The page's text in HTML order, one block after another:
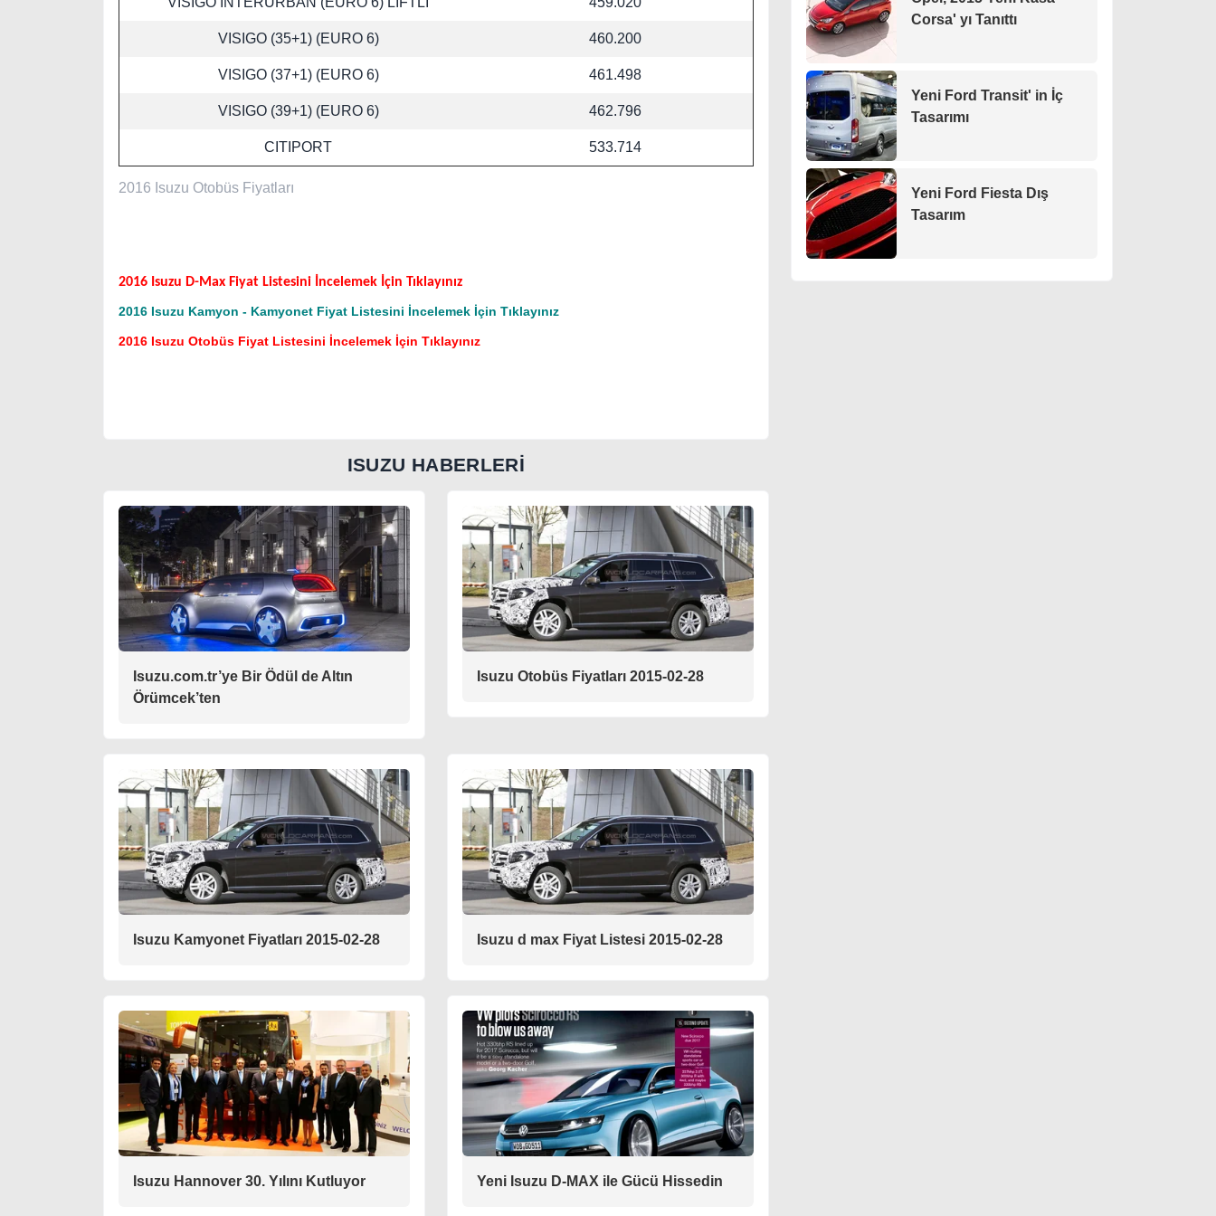
2016 Isuzu Otobüs Fiyatları
VISIGO (35+1) (EURO 6) 460.200
VISIGO (37+1) (EURO 6) 461.498
VISIGO (39+1) (EURO 6) 462.796
CITIPORT 533.714
2016 Isuzu D-Max Fiyat Listesini İncelemek İçin Tıklayınız
2016 Isuzu Kamyon - Kamyonet Fiyat Listesini İncelemek İçin Tıklayınız
2016 Isuzu Otobüs Fiyat Listesini İncelemek İçin Tıklayınız
ISUZU HABERLERİ
Isuzu.com.tr’ye Bir Ödül de Altın
Örümcek’ten
Isuzu Otobüs Fiyatları 2015-02-28
Isuzu Kamyonet Fiyatları 2015-02-28 Isuzu d max Fiyat Listesi 2015-02-28
Isuzu Hannover 30. Yılını Kutluyor Yeni Isuzu D-MAX ile Gücü Hissedin
Corsa' yı Tanıttı
Yeni Ford Transit' in İç
Tasarımı
Yeni Ford Fiesta Dış
Tasarım